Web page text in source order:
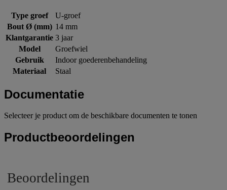
Type groef
U-groef
Bout Ø (mm) 14 mm
Klantgarantie 3 jaar
Model
Groefwiel
Gebruik
Indoor goederenbehandeling
Materiaal
Staal
Documentatie
Selecteer je product om de beschikbare documenten te tonen
Productbeoordelingen